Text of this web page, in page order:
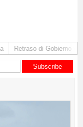
Retraso di Gobierno ta
Subscribe